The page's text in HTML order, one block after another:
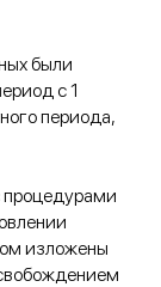
были
с 1
периода,
процедурами
изложены